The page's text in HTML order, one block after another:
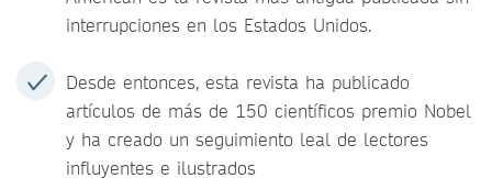
interrupciones en los Estados Unidos.
Desde entonces, esta revista ha publicado
artículos de más de 150 científicos premio Nobel
y ha creado un seguimiento leal de lectores
influyentes e ilustrados